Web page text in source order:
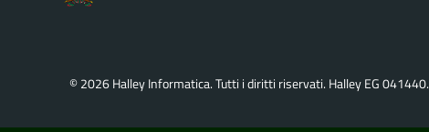
© 2026 Halley Informatica. Tutti i diritti riservati. Halley EG 041440.